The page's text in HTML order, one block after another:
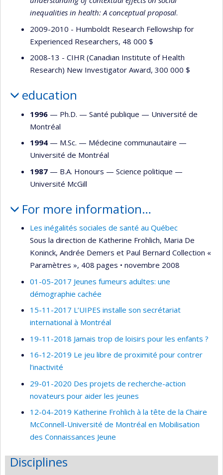
inequalities in health: A conceptual proposal.
2009-2010 - Humboldt Research Fellowship for
Experienced Researchers, 48 000 $
2008-13 - CIHR (Canadian Institute of Health
Research) New Investigator Award, 300 000 $
education
1996 — Ph.D. — Santé publique — Université de
Montréal
1994 — M.Sc. — Médecine communautaire —
Université de Montréal
1987 — B.A. Honours — Science politique —
Université McGill
For more information…
Les inégalités sociales de santé au Québec
Sous la direction de Katherine Frohlich, Maria De
Koninck, Andrée Demers et Paul Bernard Collection «
Paramètres », 408 pages • novembre 2008
01-05-2017 Jeunes fumeurs adultes: une
démographie cachée
15-11-2017 L’UIPES installe son secrétariat
international à Montréal
19-11-2018 Jamais trop de loisirs pour les enfants ?
16-12-2019 Le jeu libre de proximité pour contrer
l’inactivité
29-01-2020 Des projets de recherche-action
novateurs pour aider les jeunes
12-04-2019 Katherine Frohlich à la tête de la Chaire
McConnell-Université de Montréal en Mobilisation
des Connaissances Jeune
Disciplines